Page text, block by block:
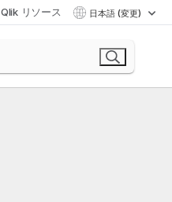
Qlik リソース 日本語 (変更)